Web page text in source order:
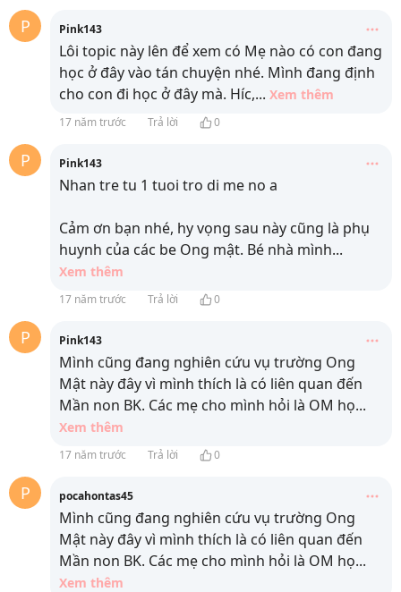
P Pink143
Lôi topic này lên để xem có Mẹ nào có con đang
học ở đây vào tán chuyện nhé. Mình đang định
cho con đi học ở đây mà. Híc,... Xem thêm
17 năm trước Trả lời 0
P Pink143
Nhan tre tu 1 tuoi tro di me no a
Cảm ơn bạn nhé, hy vọng sau này cũng là phụ
huynh của các be Ong mật. Bé nhà mình...
Xem thêm
17 năm trước Trả lời 0
P Pink143
Mình cũng đang nghiên cứu vụ trường Ong
Mật này đây vì mình thích là có liên quan đến
Mần non BK. Các mẹ cho mình hỏi là OM họ...
Xem thêm
17 năm trước Trả lời 0
P pocahontas45
Mình cũng đang nghiên cứu vụ trường Ong
Mật này đây vì mình thích là có liên quan đến
Mần non BK. Các mẹ cho mình hỏi là OM họ...
Xem thêm